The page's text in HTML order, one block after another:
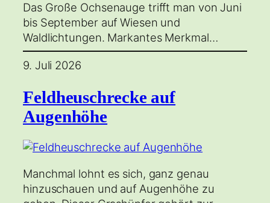
Das Große Ochsenauge trifft man von Juni
bis September auf Wiesen und
Waldlichtungen. Markantes Merkmal…
9. Juli 2026
Feldheuschrecke auf
Augenhöhe
Manchmal lohnt es sich, ganz genau
hinzuschauen und auf Augenhöhe zu